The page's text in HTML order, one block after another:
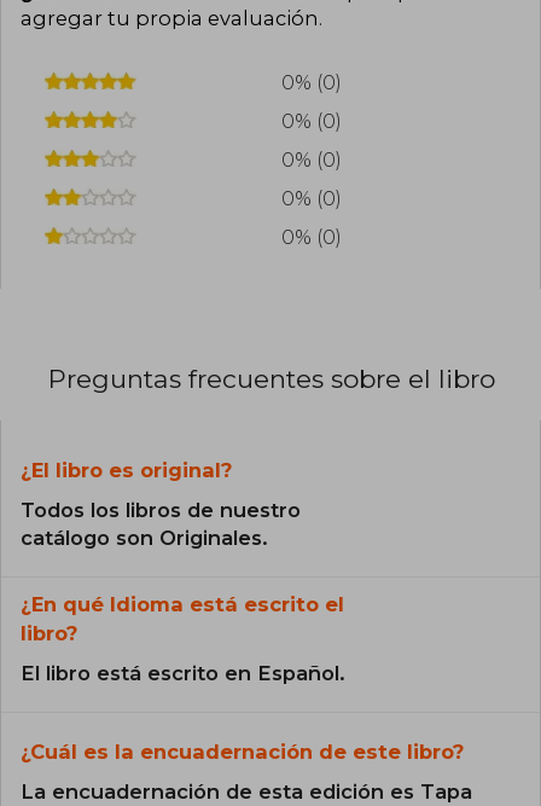
agregar tu propia evaluación.
0% (0)
0% (0)
0% (0)
0% (0)
0% (0)
Preguntas frecuentes sobre el libro
¿El libro es original?
Todos los libros de nuestro
catálogo son Originales.
¿En qué Idioma está escrito el
libro?
El libro está escrito en Español.
¿Cuál es la encuadernación de este libro?
La encuadernación de esta edición es Tapa